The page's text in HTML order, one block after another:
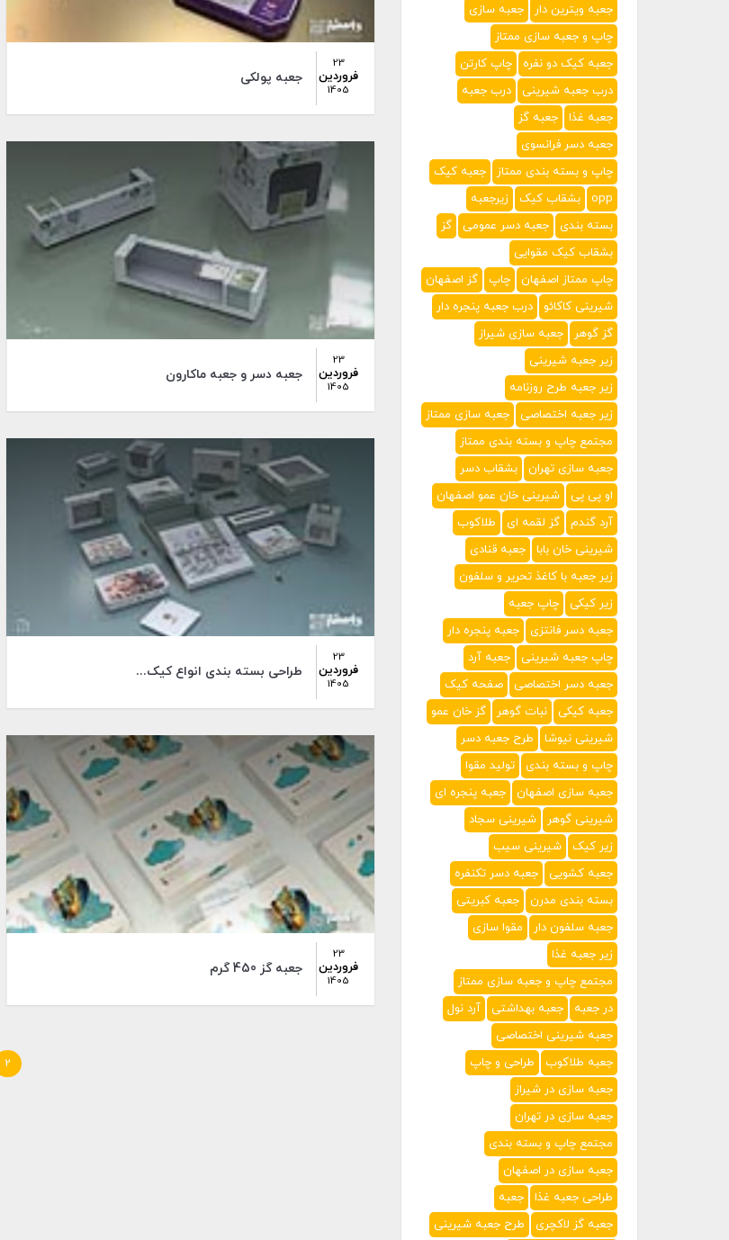
23
فروردین
1405
جعبه پولکی
23
فروردین
1405
جعبه دسر و جعبه ماکارون
23
فروردین
1405
طراحی بسته بندی انواع کیک...
23
فروردین
1405
جعبه گز 450 گرم
2
جعبه ویترین دار
جعبه سازی
چاپ و جعبه سازی ممتاز
جعبه کیک دو نفره
چاپ کارتن
درب جعبه شیرینی
درب جعبه
جعبه غذا
جعبه گز
جعبه دسر فرانسوی
چاپ و بسته بندی ممتاز
جعبه کیک
opp
بشقاب کیک
زیرجعبه
بسته بندی
جعبه دسر عمومی
گز
بشقاب کیک مقوایی
چاپ ممتاز اصفهان
چاپ
گز اصفهان
شیرینی کاکائو
درب جعبه پنجره دار
گز گوهر
جعبه سازی شیراز
زیر جعبه شیرینی
زیر جعبه طرح روزنامه
زیر جعبه اختصاصی
جعبه سازی ممتاز
مجتمع چاپ و بسته بندی ممتاز
جعبه سازی تهران
بشقاب دسر
او پی پی
شیرینی خان عمو اصفهان
آرد گندم
گز لقمه ای
طلاکوب
شیرینی خان بابا
جعبه قنادی
زیر جعبه با کاغذ تحریر و سلفون
زیر کیکی
چاپ جعبه
جعبه دسر فانتزی
جعبه پنجره دار
چاپ جعبه شیرینی
جعبه آرد
جعبه دسر اختصاصی
صفحه کیک
جعبه کیکی
نبات گوهر
گز خان عمو
شیرینی نیوشا
طرح جعبه دسر
چاپ و بسته بندی
تولید مقوا
جعبه سازی اصفهان
جعبه پنجره ای
شیرینی گوهر
شیرینی سجاد
زیر کیک
شیرینی سیب
جعبه کشویی
جعبه دسر تکنفره
بسته بندی مدرن
جعبه کبریتی
جعبه سلفون دار
مقوا سازی
زیر جعبه غذا
مجتمع چاپ و جعبه سازی ممتاز
در جعبه
جعبه بهداشتی
آرد نول
جعبه شیرینی اختصاصی
جعبه طلاکوب
طراحی و چاپ
جعبه سازی در شیراز
جعبه سازی در تهران
مجتمع چاپ و بسته بندی
جعبه سازی در اصفهان
طراحی جعبه غذا
جعبه
جعبه گز لاکچری
طرح جعبه شیرینی